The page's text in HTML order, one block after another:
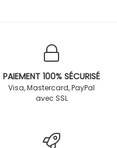
PAIEMENT 100% SÉCURISÉ
Visa, Mastercard, PayPal
avec SSL